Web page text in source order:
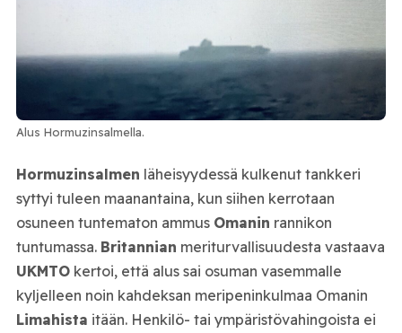
Alus Hormuzinsalmella.
Hormuzinsalmen läheisyydessä kulkenut tankkeri
syttyi tuleen maanantaina, kun siihen kerrotaan
osuneen tuntematon ammus Omanin rannikon
tuntumassa. Britannian meriturvallisuudesta vastaava
UKMTOkertoi, että alus sai osuman vasemmalle
kyljelleen noin kahdeksan meripeninkulmaa Omanin
Limahista itään. Henkilö- tai ympäristövahingoista ei